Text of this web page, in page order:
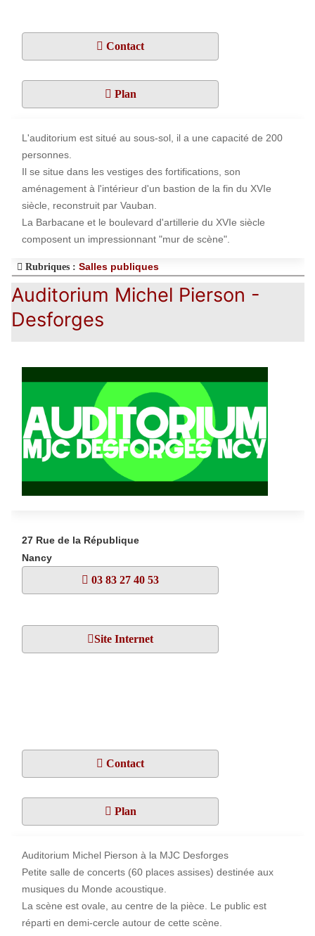
Contact
Plan
L'auditorium est situé au sous-sol, il a une capacité de 200
personnes.
Il se situe dans les vestiges des fortifications, son
aménagement à l'intérieur d'un bastion de la fin du XVIe
siècle, reconstruit par Vauban.
La Barbacane et le boulevard d'artillerie du XVIe siècle
composent un impressionnant "mur de scène".
Rubriques : Salles publiques
Auditorium Michel Pierson -
Desforges
27 Rue de la République
Nancy
03 83 27 40 53
Site Internet
Contact
Plan
Auditorium Michel Pierson à la MJC Desforges
Petite salle de concerts (60 places assises) destinée aux
musiques du Monde acoustique.
La scène est ovale, au centre de la pièce. Le public est
réparti en demi-cercle autour de cette scène.